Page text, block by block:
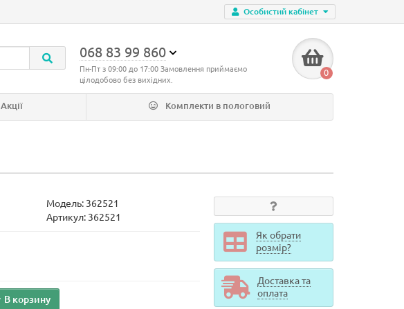
Особистий кабінет
068 83 99 860
Пн-Пт з 09:00 до 17:00 Замовлення приймаємо
цілодобово без вихідних.
0
Акції Комплекти в пологовий
Модель: 362521
Артикул: 362521
В корзину
Як обрати
розмір?
Доставка та
оплата